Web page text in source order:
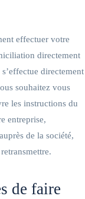
effectuer votre
directement
directement
souhaitez vous
les instructions du
entreprise,
de la société,
de faire